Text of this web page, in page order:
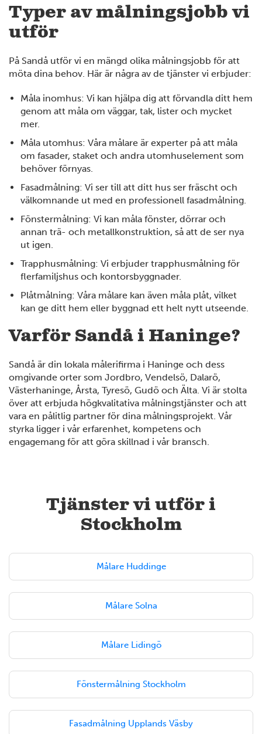
14
12
4
6
Typer av målningsjobb vi
utför
På Sandå utför vi en mängd olika målningsjobb för att
möta dina behov. Här är några av de tjänster vi erbjuder:
Måla inomhus: Vi kan hjälpa dig att förvandla ditt hem
genom att måla om väggar, tak, lister och mycket
mer.
Måla utomhus: Våra målare är experter på att måla
om fasader, staket och andra utomhuselement som
behöver förnyas.
Fasadmålning: Vi ser till att ditt hus ser fräscht och
välkomnande ut med en professionell fasadmålning.
Fönstermålning: Vi kan måla fönster, dörrar och
annan trä- och metallkonstruktion, så att de ser nya
ut igen.
Trapphusmålning: Vi erbjuder trapphusmålning för
flerfamiljshus och kontorsbyggnader.
Plåtmålning: Våra målare kan även måla plåt, vilket
kan ge ditt hem eller byggnad ett helt nytt utseende.
Varför Sandå i Haninge?
Sandå är din lokala målerifirma i Haninge och dess
omgivande orter som Jordbro, Vendelsö, Dalarö,
Västerhaninge, Årsta, Tyresö, Gudö och Älta. Vi är stolta
över att erbjuda högkvalitativa målningstjänster och att
vara en pålitlig partner för dina målningsprojekt. Vår
styrka ligger i vår erfarenhet, kompetens och
engagemang för att göra skillnad i vår bransch.
Tjänster vi utför i
Stockholm
Målare Huddinge
Målare Solna
Målare Lidingö
Fönstermålning Stockholm
Fasadmålning Upplands Väsby